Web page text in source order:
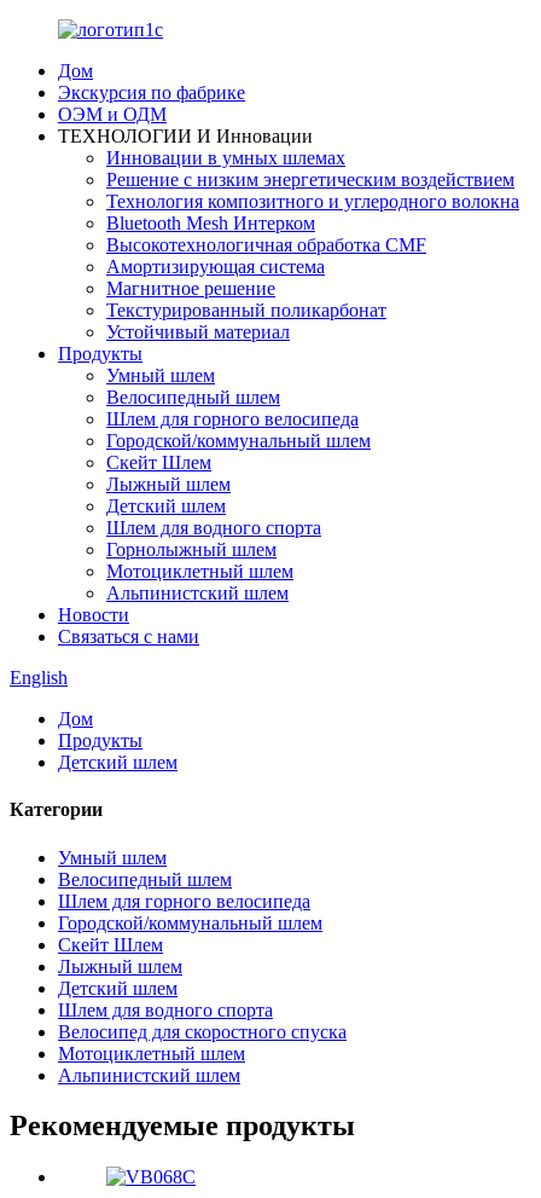
Дом
Экскурсия по фабрике
ОЭМ и ОДМ
ТЕХНОЛОГИИ И Инновации
Инновации в умных шлемах
Решение с низким энергетическим воздействием
Технология композитного и углеродного волокна
Bluetooth Mesh Интерком
Высокотехнологичная обработка CMF
Амортизирующая система
Магнитное решение
Текстурированный поликарбонат
Устойчивый материал
Продукты
Умный шлем
Велосипедный шлем
Шлем для горного велосипеда
Городской/коммунальный шлем
Скейт Шлем
Лыжный шлем
Детский шлем
Шлем для водного спорта
Горнолыжный шлем
Мотоциклетный шлем
Альпинистский шлем
Новости
Связаться с нами
English
Дом
Продукты
Детский шлем
Категории
Умный шлем
Велосипедный шлем
Шлем для горного велосипеда
Городской/коммунальный шлем
Скейт Шлем
Лыжный шлем
Детский шлем
Шлем для водного спорта
Велосипед для скоростного спуска
Мотоциклетный шлем
Альпинистский шлем
Рекомендуемые продукты